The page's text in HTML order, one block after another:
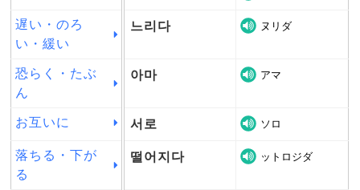
遅い・のろ
い・緩い
느리다 ヌリダ
恐らく・たぶ
ん
아마 アマ
お互いに 서로 ソロ
落ちる・下が
る
떨어지다 ットロジダ